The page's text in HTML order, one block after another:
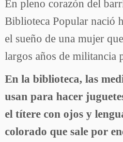
En pleno corazón del
Biblioteca Popular nació
el sueño de una mujer
largos años de militancia
En la biblioteca, las
usan para hacer
el títere con ojos y
colorado que sale por